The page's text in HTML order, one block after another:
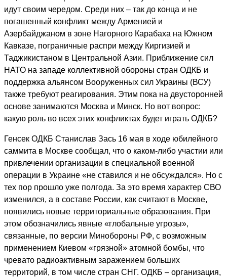
идут своим чередом. Среди них – так до конца и не
погашенный конфликт между Арменией и
Азербайджаном в зоне Нагорного Карабаха на Южном
Кавказе, пограничные распри между Киргизией и
Таджикистаном в Центральной Азии. Приближение сил
НАТО на западе коллективной обороны стран ОДКБ и
поддержка альянсом Вооруженных сил Украины (ВСУ)
также требуют реагирования. Этим пока на двусторонней
основе занимаются Москва и Минск. Но вот вопрос:
какую роль во всех этих конфликтах будет играть ОДКБ?
Генсек ОДКБ Станислав Зась 16 мая в ходе юбилейного
саммита в Москве сообщал, что о каком-либо участии или
привлечении организации в специальной военной
операции в Украине «не ставился и не обсуждался». Но с
тех пор прошло уже полгода. За это время характер СВО
изменился, а в составе России, как считают в Москве,
появились новые территориальные образования. При
этом обозначились явные «глобальные угрозы»,
связанные, по версии Минобороны РФ, с возможным
применением Киевом «грязной» атомной бомбы, что
чревато радиоактивным заражением больших
территорий, в том числе стран СНГ. ОДКБ – организация,